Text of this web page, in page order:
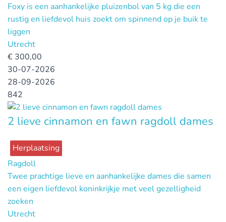
Foxy is een aanhankelijke pluizenbol van 5 kg die een
rustig en liefdevol huis zoekt om spinnend op je buik te
liggen
Utrecht
€ 300,00
30-07-2026
28-09-2026
842
2 lieve cinnamon en fawn ragdoll dames
Herplaatsing
Ragdoll
Twee prachtige lieve en aanhankelijke dames die samen
een eigen liefdevol koninkrijkje met veel gezelligheid
zoeken
Utrecht